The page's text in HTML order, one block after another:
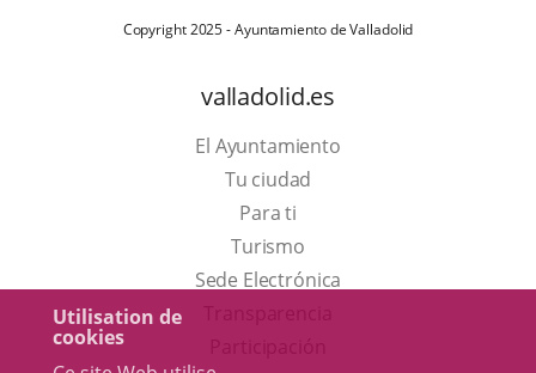
Utilisation de
cookies
Copyright 2025 - Ayuntamiento de Valladolid
valladolid.es
El Ayuntamiento
Tu ciudad
Para ti
TurismoEste
enlace
Sede Electrónica